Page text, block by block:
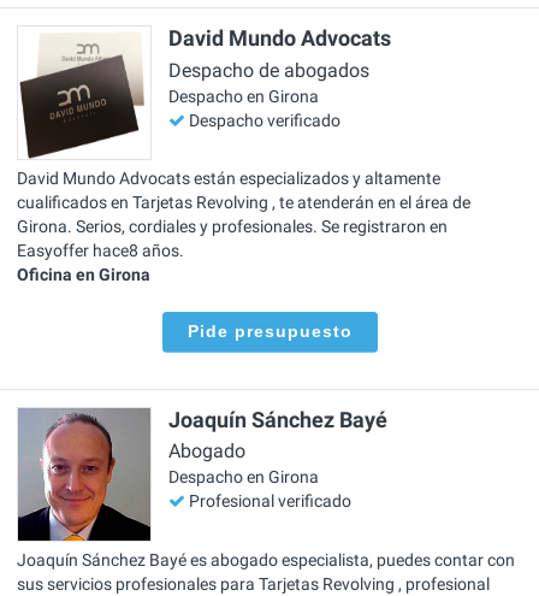
David Mundo Advocats
Despacho de abogados
Despacho en Girona
Despacho verificado
David Mundo Advocats están especializados y altamente
cualificados en Tarjetas Revolving , te atenderán en el área de
Girona. Serios, cordiales y profesionales. Se registraron en
Easyoffer hace8 años.
Oficina en Girona
Pide presupuesto
Joaquín Sánchez Bayé
Abogado
Despacho en Girona
Profesional verificado
Joaquín Sánchez Bayé es abogado especialista, puedes contar con
sus servicios profesionales para Tarjetas Revolving , profesional